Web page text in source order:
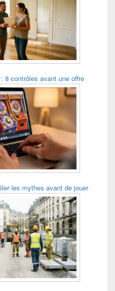
8 contrôles avant une offre
les mythes avant de jouer